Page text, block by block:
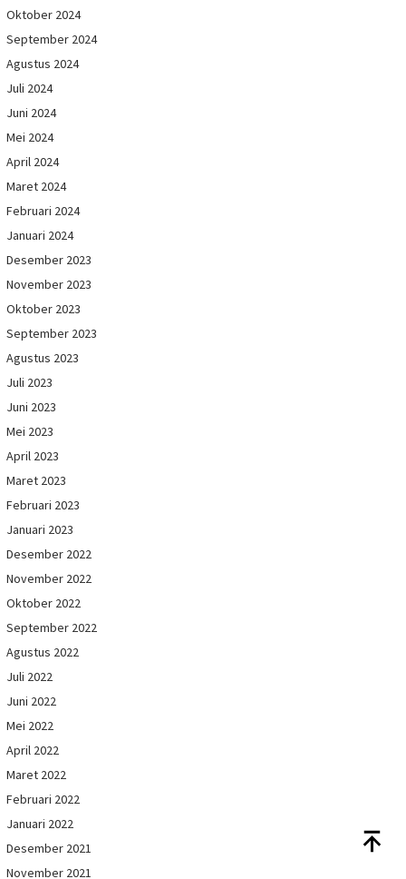
Oktober 2024
September 2024
Agustus 2024
Juli 2024
Juni 2024
Mei 2024
April 2024
Maret 2024
Februari 2024
Januari 2024
Desember 2023
November 2023
Oktober 2023
September 2023
Agustus 2023
Juli 2023
Juni 2023
Mei 2023
April 2023
Maret 2023
Februari 2023
Januari 2023
Desember 2022
November 2022
Oktober 2022
September 2022
Agustus 2022
Juli 2022
Juni 2022
Mei 2022
April 2022
Maret 2022
Februari 2022
Januari 2022
Desember 2021
November 2021